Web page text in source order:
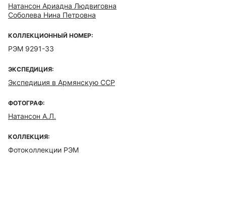
Натансон Ариадна Людвиговна
Соболева Нина Петровна
КОЛЛЕКЦИОННЫЙ НОМЕР:
РЭМ 9291-33
ЭКСПЕДИЦИЯ:
Экспедиция в Армянскую ССР
ФОТОГРАФ:
Натансон А.Л.
КОЛЛЕКЦИЯ:
Фотоколлекции РЭМ